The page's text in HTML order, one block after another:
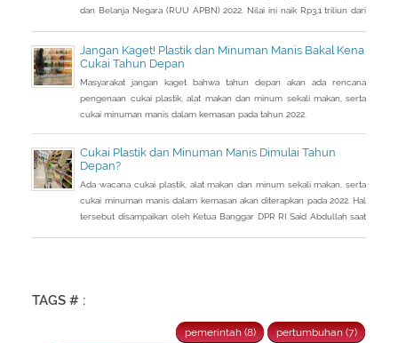
dan Belanja Negara (RUU APBN) 2022. Nilai ini naik Rp3,1 triliun dari
pada 16 Agustus 2021.
Jangan Kaget! Plastik dan Minuman Manis Bakal Kena
Cukai Tahun Depan
Masyarakat jangan kaget bahwa tahun depan akan ada rencana
pengenaan cukai plastik, alat makan dan minum sekali makan, serta
cukai minuman manis dalam kemasan pada tahun 2022.
Cukai Plastik dan Minuman Manis Dimulai Tahun
Depan?
Ada wacana cukai plastik, alat makan dan minum sekali makan, serta
cukai minuman manis dalam kemasan akan diterapkan pada 2022. Hal
tersebut disampaikan oleh Ketua Banggar DPR RI Said Abdullah saat
TAGS # :
pemerintah (8)
pertumbuhan (7)